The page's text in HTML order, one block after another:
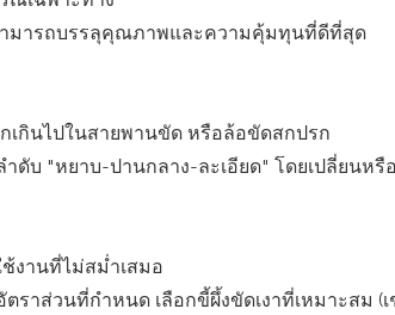
ามารถบรรลุคุณภาพและความคุ้มทุนที่ดีที่สุด
เกินไปในสายพานขัด หรือล้อขัดสกปรก
ดับ "หยาบ-ปานกลาง-ละเอียด" โดยเปลี่ยนห
งานที่ไม่สม่ำเสมอ
ตราส่วนที่กำหนด เลือกขี้ผึ้งขัดเงาที่เหมาะสม